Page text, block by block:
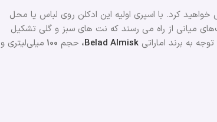
خواهید کرد. با اسپری اولیه این ادکلن روی لباس یا محل
میانی از راه می رسند که نت های سبز و گلی تشکیل
توجه به برند اماراتی Belad Almisk، حجم 100 میلی‌لیتری و